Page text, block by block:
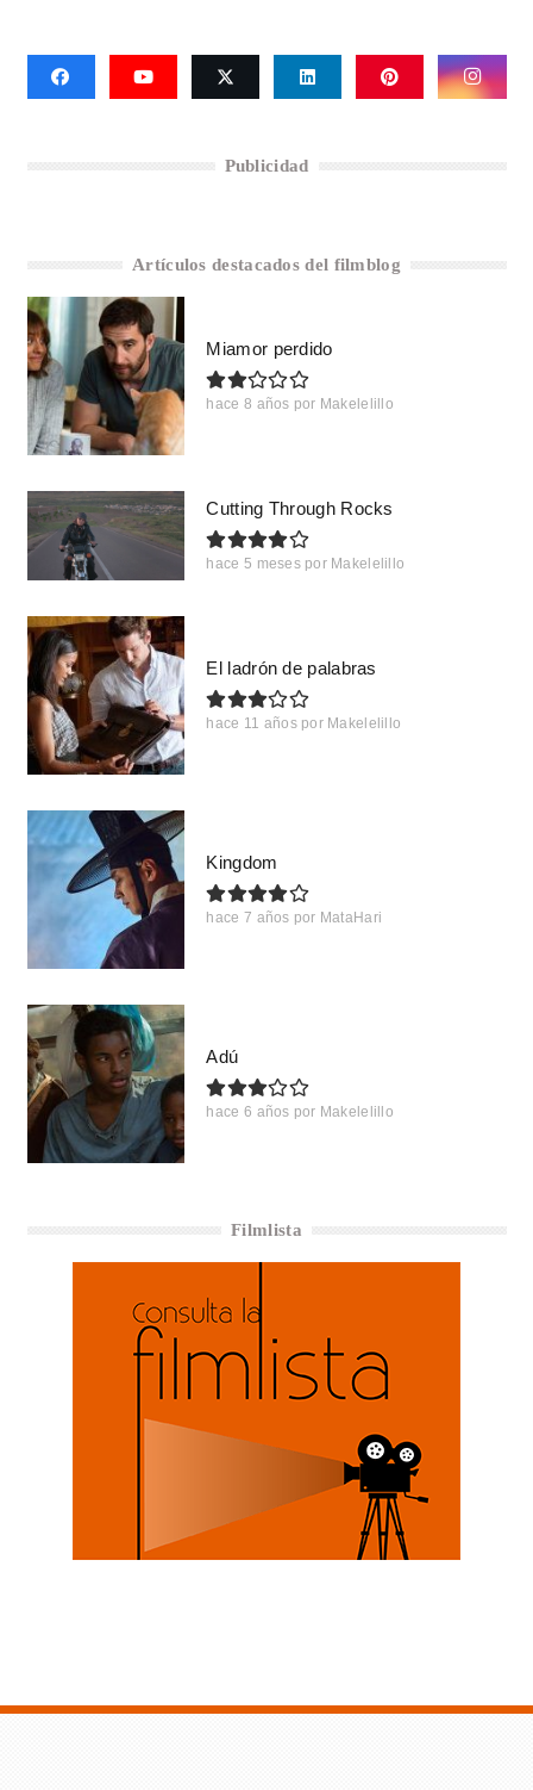
Publicidad
Artículos destacados del filmblog
Miamor perdido
hace 8 años por Makelelillo
Cutting Through Rocks
hace 5 meses por Makelelillo
El ladrón de palabras
hace 11 años por Makelelillo
Kingdom
hace 7 años por MataHari
Adú
hace 6 años por Makelelillo
Filmlista